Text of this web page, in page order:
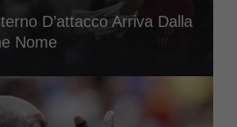
D’attacco Arriva Dalla
Nome